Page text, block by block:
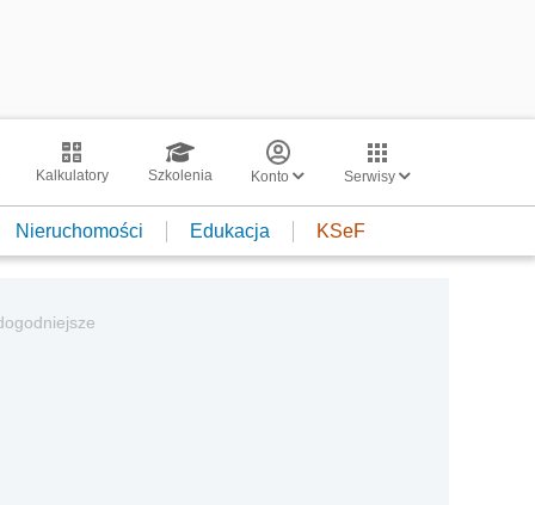
Kalkulatory Szkolenia Konto Serwisy
Nieruchomości Edukacja KSeF